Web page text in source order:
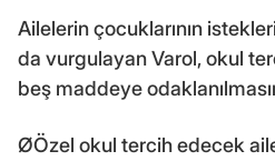
Ailelerin çocuklarının
da vurgulayan Varol, okul
beş maddeye
ØÖzel okul tercih edecek